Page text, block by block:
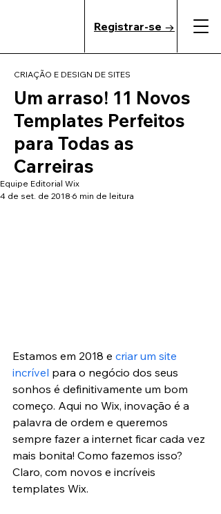
Registrar-se →
CRIAÇÃO E DESIGN DE SITES
Um arraso! 11 Novos
Templates Perfeitos
para Todas as
Carreiras
Equipe Editorial Wix
4 de set. de 2018 6 min de leitura
Estamos em 2018 e criar um site
incrível para o negócio dos seus
sonhos é definitivamente um bom
começo. Aqui no Wix, inovação é a
palavra de ordem e queremos
sempre fazer a internet ficar cada vez
mais bonita! Como fazemos isso?
Claro, com novos e incríveis
templates Wix.